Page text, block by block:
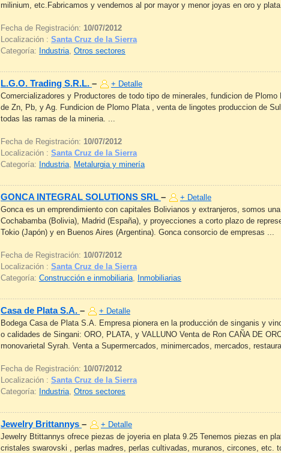
milinium, etc.Fabricamos y vendemos al por mayor y menor joyas en oro y
Fecha de Registración: 10/07/2012
Localización : Santa Cruz de la Sierra
Categoría: Industria, Otros sectores
L.G.O. Trading S.R.L. –
+ Detalle
Comercializadores y Productores de todo tipo de minerales, fundicion de
de Zn, Pb, y Ag. Fundicion de Plomo Plata , venta de lingotes produccion de
todas las ramas de la mineria. ...
Fecha de Registración: 10/07/2012
Localización : Santa Cruz de la Sierra
Categoría: Industria, Metalurgia y minería
GONCA INTEGRAL SOLUTIONS SRL –
+ Detalle
Gonca es un emprendimiento con capitales Bolivianos y extranjeros, somos
Cochabamba (Bolivia), Madrid (España), y proyecciones a corto plazo de
Tokio (Japón) y en Buenos Aires (Argentina). Gonca consorcio de empresas ...
Fecha de Registración: 10/07/2012
Localización : Santa Cruz de la Sierra
Categoría: Construcción e inmobiliaria, Inmobiliarias
Casa de Plata S.A. –
+ Detalle
Bodega Casa de Plata S.A. Empresa pionera en la producción de singanis y
o calidades de Singani: ORO, PLATA, y VALLUNO Venta de Ron CAÑA DE
monovarietal Syrah. Venta a Supermercados, minimercados, mercados,
Fecha de Registración: 10/07/2012
Localización : Santa Cruz de la Sierra
Categoría: Industria, Otros sectores
Jewelry Brittannys –
+ Detalle
Jewelry Btittannys ofrece piezas de joyeria en plata 9.25 Tenemos piezas en
cristales swarovski , perlas madres, perlas cultivadas, muranos, circones, etc.